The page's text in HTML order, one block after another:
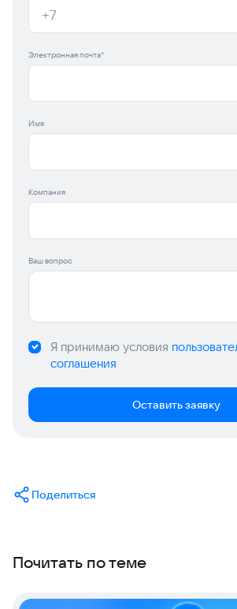
Электронная почта*
Имя
Компания
Ваш вопрос
Я принимаю условия
соглашения
Оставить заявку
Поделиться
Почитать по теме